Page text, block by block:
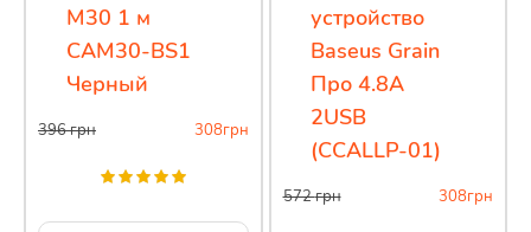
M30 1 м
CAM30-BS1
Черный
396грн 308грн
устройство
Baseus Grain
Про 4.8A
2USB
(CCALLP-01)
572грн 308грн